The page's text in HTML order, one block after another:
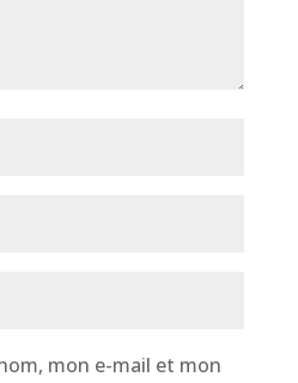
mon e-mail et mon